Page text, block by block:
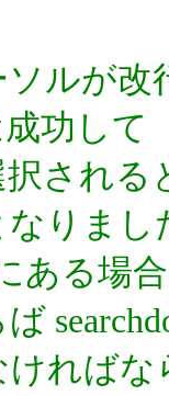
ルが
成功して
される
りま
ある場合
ければ